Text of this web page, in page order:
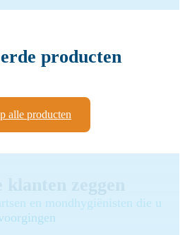
producten
alle producten
en mondhygiënisten die u